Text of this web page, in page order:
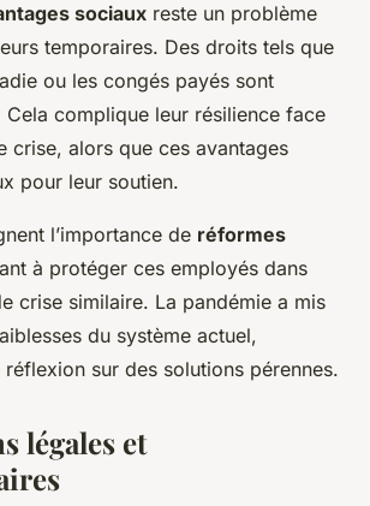
sociaux reste un problème
temporaires. Des droits tels que
ou les congés payés sont
Cela complique leur résilience face
crise, alors que ces avantages
pour leur soutien.
l’importance de réformes
à protéger ces employés dans
crise similaire. La pandémie a mis
du système actuel,
réflexion sur des solutions pérennes.
légales et